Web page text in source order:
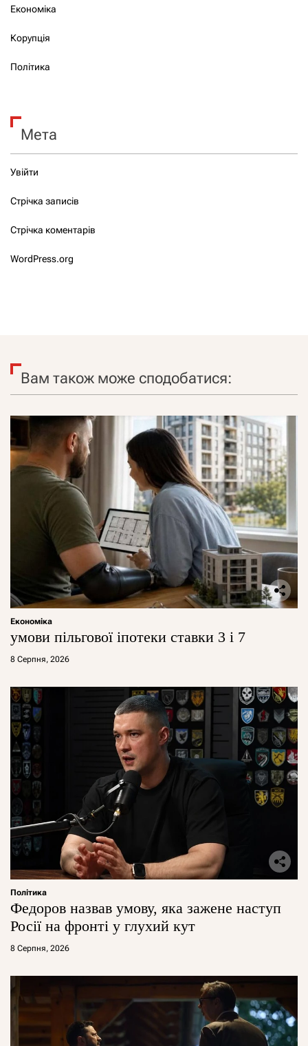
Економіка
Корупція
Політика
Мета
Увійти
Стрічка записів
Стрічка коментарів
WordPress.org
Вам також може сподобатися:
Економіка
умови пільгової іпотеки ставки 3 і 7
8 Серпня, 2026
Політика
Федоров назвав умову, яка зажене наступ
Росії на фронті у глухий кут
8 Серпня, 2026